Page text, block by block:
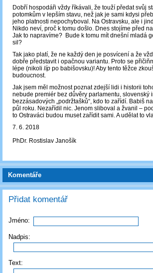
Dobří hospodáři vždy říkávali, že touží předat svůj
potomkům v lepším stavu, než jak je sami kdysi
jeho platnosti nepochyboval. Na Ostravsku, ale i
Nikdo neví, proč k tomu došlo. Dnes stojíme před
Jak to napravíme? Bude k tomu mít dnešní mladá
sil?
Tak jako platí, že ne každý den je posvícení a že
dobře představit i opačnou variantu. Proto se
lépe (nikoli líp po babišovsku)! Aby tento těžce
budoucnost.
Jak jsem měl možnost poznat zdejší lidi i historii
nebude premiér bez důvěry parlamentu, slovenský
bezzásadových „podržtašků“, kdo to zařídí. Babiš
půl roku. Nezařídil nic. Jenom sliboval a žvanil –
to Ostraváci budou muset zařídit sami. A udělat to
7. 6. 2018
PhDr. Rostislav Janošík
Komentáře
Přidat komentář
Jméno:
Nadpis:
Text: